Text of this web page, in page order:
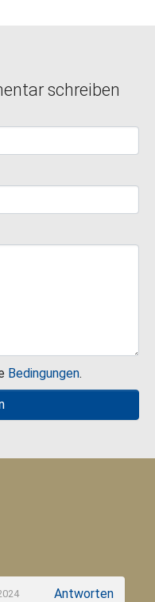
schreiben
Bedingungen.
Antworten